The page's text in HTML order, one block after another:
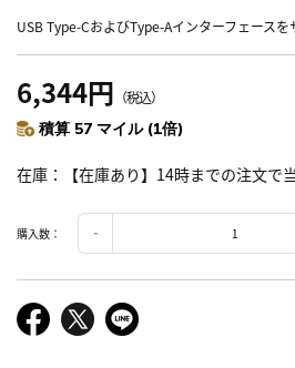
USB Type-CおよびType-Aインターフェースを
6,344円 （税込）
積算 57 マイル (1倍)
在庫 【在庫あり】14時までの注文で
購入数：